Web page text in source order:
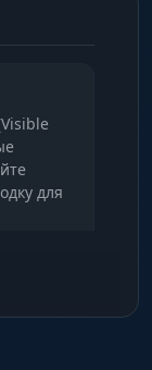
для